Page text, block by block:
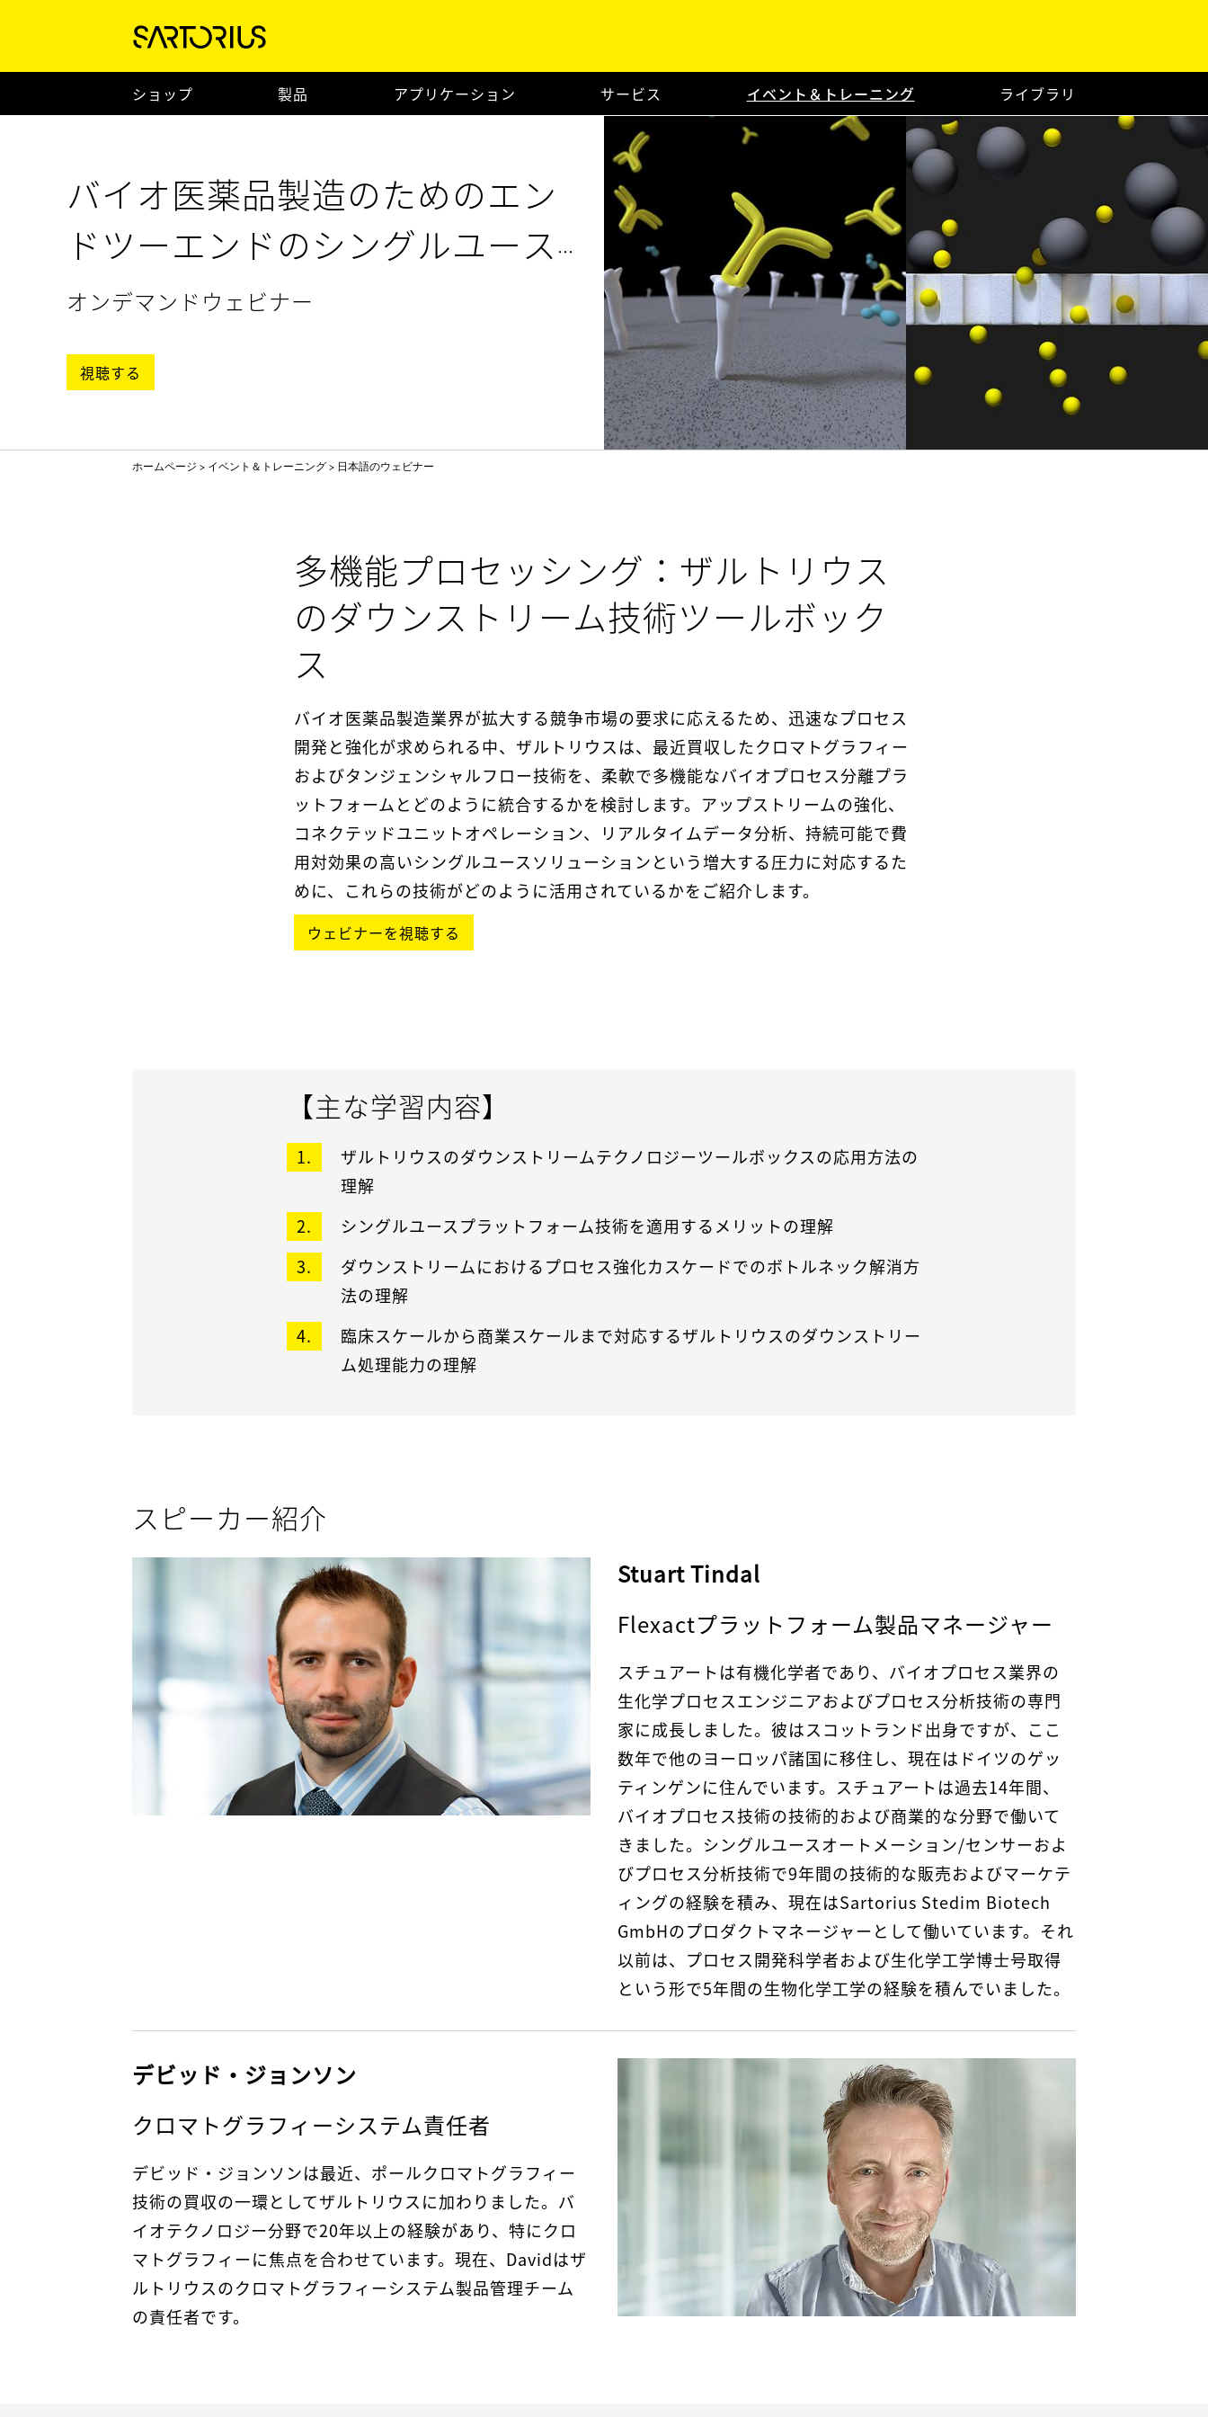
ショップ 製品 アプリケーション サービス イベント＆トレーニング ライブラリ
バイオ医薬品製造のためのエン
ドツーエンドのシングルユース
ダウンストリームソリューショ
ン
オンデマンドウェビナー
視聴する
ホームページ イベント＆トレーニング 日本語のウェビナー
多機能プロセッシング：ザルトリウス
のダウンストリーム技術ツールボック
ス
バイオ医薬品製造業界が拡大する競争市場の要求に応えるため、迅速なプロセス
開発と強化が求められる中、ザルトリウスは、最近買収したクロマトグラフィー
およびタンジェンシャルフロー技術を、柔軟で多機能なバイオプロセス分離プラ
ットフォームとどのように統合するかを検討します。アップストリームの強化、
コネクテッドユニットオペレーション、リアルタイムデータ分析、持続可能で費
用対効果の高いシングルユースソリューションという増大する圧力に対応するた
めに、これらの技術がどのように活用されているかをご紹介します。
ウェビナーを視聴する
【主な学習内容】
ザルトリウスのダウンストリームテクノロジーツールボックスの応用方法の
理解
シングルユースプラットフォーム技術を適用するメリットの理解
ダウンストリームにおけるプロセス強化カスケードでのボトルネック解消方
法の理解
臨床スケールから商業スケールまで対応するザルトリウスのダウンストリー
ム処理能力の理解
スピーカー紹介
Stuart Tindal
Flexactプラットフォーム製品マネージャー
スチュアートは有機化学者であり、バイオプロセス業界の
生化学プロセスエンジニアおよびプロセス分析技術の専門
家に成長しました。彼はスコットランド出身ですが、ここ
数年で他のヨーロッパ諸国に移住し、現在はドイツのゲッ
ティンゲンに住んでいます。スチュアートは過去14年間、
バイオプロセス技術の技術的および商業的な分野で働いて
きました。シングルユースオートメーション/センサーおよ
びプロセス分析技術で9年間の技術的な販売およびマーケテ
ィングの経験を積み、現在はSartorius Stedim Biotech
GmbHのプロダクトマネージャーとして働いています。それ
以前は、プロセス開発科学者および生化学工学博士号取得
という形で5年間の生物化学工学の経験を積んでいました。
デビッド・ジョンソン
クロマトグラフィーシステム責任者
デビッド・ジョンソンは最近、ポールクロマトグラフィー
技術の買収の一環としてザルトリウスに加わりました。バ
イオテクノロジー分野で20年以上の経験があり、特にクロ
マトグラフィーに焦点を合わせています。現在、Davidはザ
ルトリウスのクロマトグラフィーシステム製品管理チーム
の責任者です。